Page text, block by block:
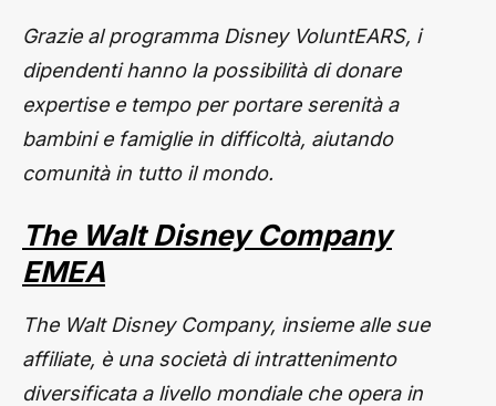
Grazie al programma Disney VoluntEARS, i
dipendenti hanno la possibilità di donare
expertise e tempo per portare serenità a
bambini e famiglie in difficoltà, aiutando
comunità in tutto il mondo.
The Walt Disney Company
EMEA
The Walt Disney Company, insieme alle sue
affiliate, è una società di intrattenimento
diversificata a livello mondiale che opera in